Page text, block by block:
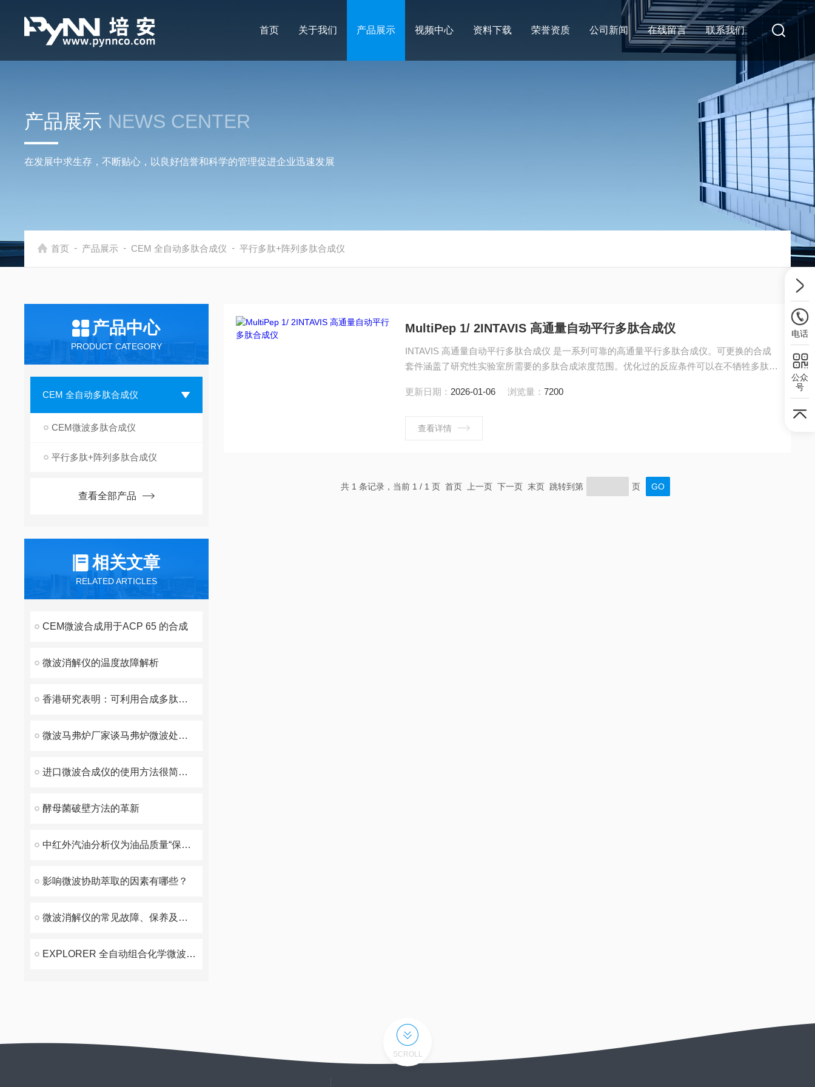
首页 关于我们 产品展示 视频中心 资料下载 荣誉资质 公司新闻 在线留言 联系我们
产品展示 NEWS CENTER
在发展中求生存，不断贴心，以良好信誉和科学的管理促进企业迅速发展
首页 - 产品展示 - CEM 全自动多肽合成仪 - 平行多肽+阵列多肽合成仪
产品中心
PRODUCT CATEGORY
CEM 全自动多肽合成仪
CEM微波多肽合成仪
平行多肽+阵列多肽合成仪
查看全部产品
相关文章
RELATED ARTICLES
CEM微波合成用于ACP 65 的合成
微波消解仪的温度故障解析
香港研究表明：可利用合成多肽阻止非典病毒
微波马弗炉厂家谈马弗炉微波处理的好处
进口微波合成仪的使用方法很简单，看完您就知道了
酵母菌破壁方法的革新
中红外汽油分析仪为油品质量“保驾护航”
影响微波协助萃取的因素有哪些？
微波消解仪的常见故障、保养及验收
EXPLORER 全自动组合化学微波合成工作站
MultiPep 1/ 2INTAVIS 高通量自动平行多肽合成仪
INTAVIS 高通量自动平行多肽合成仪 是一系列可靠的高通量平行多肽合成仪。可更换的合成
套件涵盖了研究性实验室所需要的多肽合成浓度范围。优化过的反应条件可以在不牺牲多肽合
与设计。多肽合成专家已经将所有优化的多肽合成条件和参数编辑在仪器的控制软件内，这些
更新日期： 2026-01-06 浏览量：7200
查看详情
共 1 条记录，当前 1 / 1 页 首页 上一页 下一页 末页 跳转到第 页
SCROLL
电话
公众
号